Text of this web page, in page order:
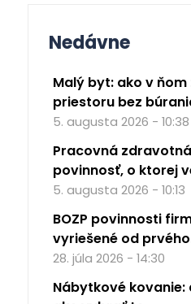
Nedávne
Malý byt: ako v
priestoru bez
5. augusta 2026 - 10:38
Pracovná
povinnosť, o ktorej
5. augusta 2026 - 10:13
BOZP povinnosti
vyriešené od
28. júla 2026 - 14:30
Nábytkové kovanie: